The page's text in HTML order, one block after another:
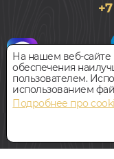
Наш
На нашем веб-сайте
обеспечения
пользователем.
использованием
Подробнее про